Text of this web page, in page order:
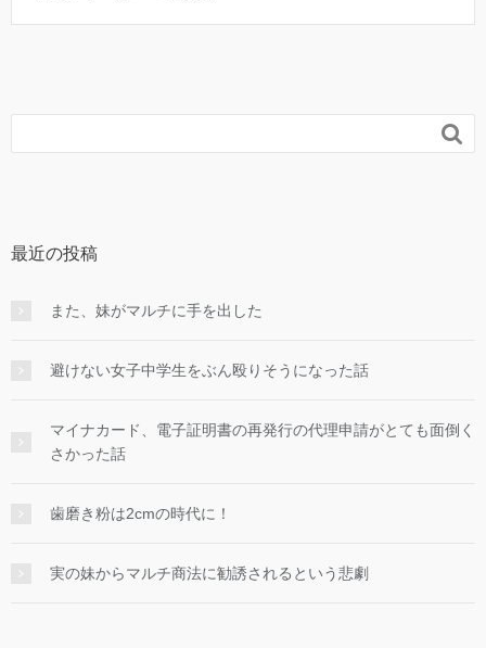

最近の投稿
また、妹がマルチに手を出した
避けない女子中学生をぶん殴りそうになった話
マイナカード、電子証明書の再発行の代理申請がとても面倒く
さかった話
歯磨き粉は2cmの時代に！
実の妹からマルチ商法に勧誘されるという悲劇